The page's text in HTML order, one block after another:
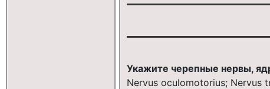
Укажите черепные нервы,
Nervus oculomotorius; Nervus